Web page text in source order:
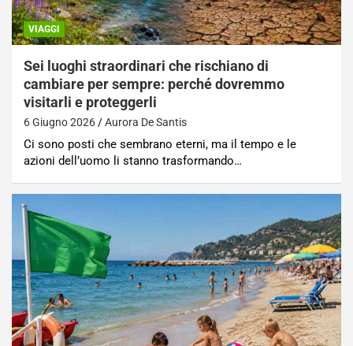
VIAGGI
Sei luoghi straordinari che rischiano di
cambiare per sempre: perché dovremmo
visitarli e proteggerli
6 Giugno 2026 Aurora De Santis
Ci sono posti che sembrano eterni, ma il tempo e le
azioni dell’uomo li stanno trasformando…